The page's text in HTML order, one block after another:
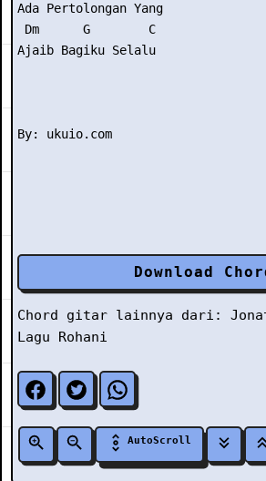
Ada Pertolongan Yang
Dm      G        C
Ajaib Bagiku Selalu
Download
Chord gitar lainnya dari:
Lagu Rohani
AutoScroll